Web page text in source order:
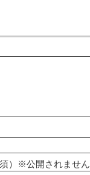
）※公開されません